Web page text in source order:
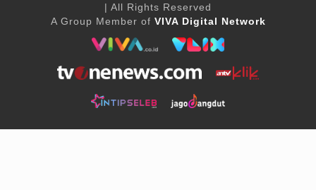
| All Rights Reserved
A Group Member of VIVA Digital Network